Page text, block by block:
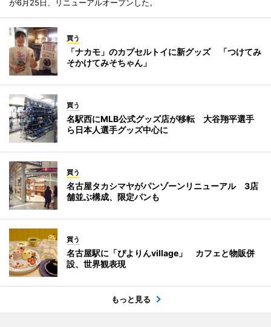
が6月25日、リニューアルオープンした。
買う
「ナカモ」のカプセルトイに新グッズ 「つけてみ
そかけてみそちゃん」
買う
名駅西にMLB公式グッズ店が移転 大谷翔平選手
ら日本人選手グッズ中心に
買う
名古屋タカシマヤがパンゾーンリニューアル 3店
舗並ぶ構成、限定パンも
買う
名古屋駅に「ぴよりんvillage」 カフェと物販併
設、世界観表現
もっと見る